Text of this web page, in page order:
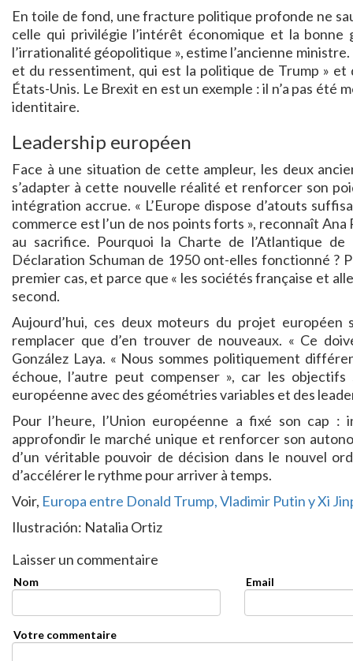
En toile de fond, une fracture politique profonde ne
celle qui privilégie l’intérêt économique et la
l’irrationalité géopolitique », estime l’ancienne
et du ressentiment, qui est la politique de Trump » et
États-Unis. Le Brexit en est un exemple : il n’a pas
identitaire.
Leadership européen
Face à une situation de cette ampleur, les deux
s’adapter à cette nouvelle réalité et renforcer son
intégration accrue. « L’Europe dispose d’atouts
commerce est l’un de nos points forts », reconnaît
au sacrifice. Pourquoi la Charte de l’Atlantique
Déclaration Schuman de 1950 ont-elles fonctionné ?
premier cas, et parce que « les sociétés française et
second.
Aujourd’hui, ces deux moteurs du projet
remplacer que d’en trouver de nouveaux. « Ce
González Laya. « Nous sommes politiquement
échoue, l’autre peut compenser », car les
européenne avec des géométries variables et des
Pour l’heure, l’Union européenne a fixé son cap
approfondir le marché unique et renforcer son
d’un véritable pouvoir de décision dans le nouvel
d’accélérer le rythme pour arriver à temps.
Voir, Europa entre Donald Trump, Vladimir Putin y Xi
Ilustración: Natalia Ortiz
Laisser un commentaire
Nom Email
Votre commentaire